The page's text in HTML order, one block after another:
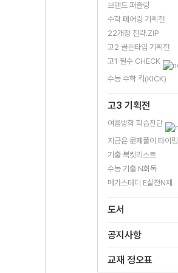
브랜드 퍼즐링
수학 페어링 기획전
22개정 전략.ZIP
고2 골든타임 기획전
고1 필수 CHECK
수능 수학 킥(KICK)
고3 기획전
여름방학 학습진단
지금은 문제풀이 타이밍
기출 북킷리스트
수능 기출 N회독
메가스터디 E실전N제
도서
공지사항
교재 정오표